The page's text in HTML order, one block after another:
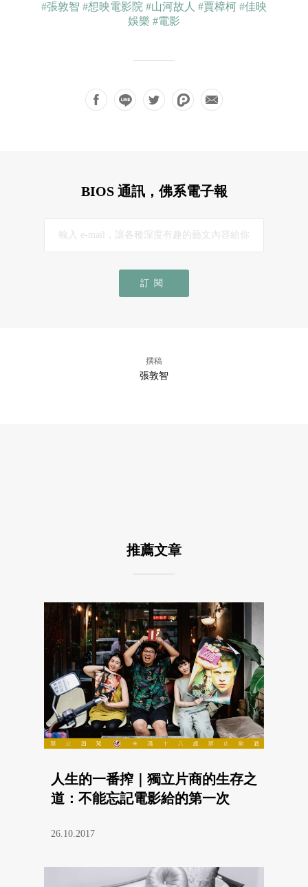
#張敦智 #想映電影院 #山河故人 #賈樟柯 #佳映
娛樂 #電影
BIOS 通訊，佛系電子報
訂閱
撰稿
張敦智
推薦文章
人生的一番搾｜獨立片商的生存之
道：不能忘記電影給的第一次
26.10.2017